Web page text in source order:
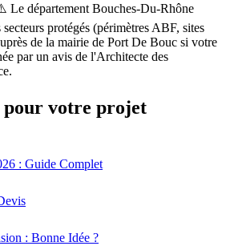
Le département Bouches-Du-Rhône
protégés (périmètres ABF, sites
de la mairie de Port De Bouc si votre
par un avis de l'Architecte des
pour votre projet
: Guide Complet
: Bonne Idée ?